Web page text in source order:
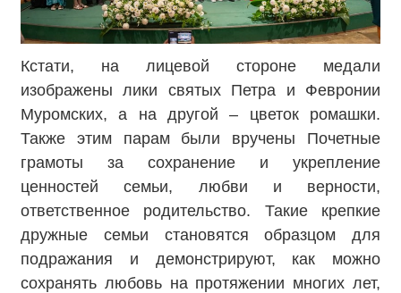
Кстати, на лицевой стороне медали
изображены лики святых Петра и Февронии
Муромских, а на другой – цветок ромашки.
Также этим парам были вручены Почетные
грамоты за сохранение и укрепление
ценностей семьи, любви и верности,
ответственное родительство. Такие крепкие
дружные семьи становятся образцом для
подражания и демонстрируют, как можно
сохранять любовь на протяжении многих лет,